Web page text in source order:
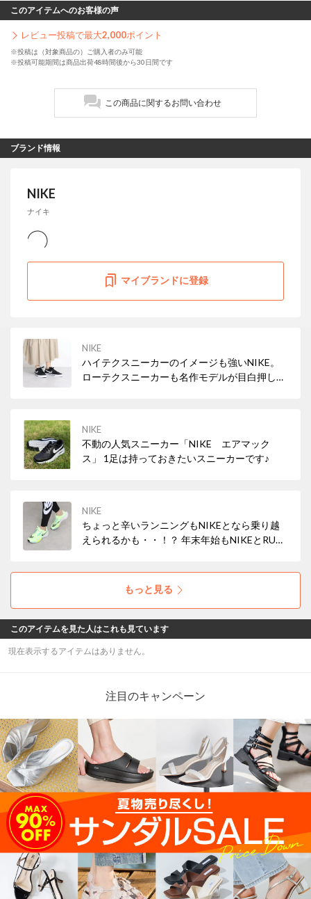
このアイテムへのお客様の声
レビュー投稿で最大2,000ポイント
※投稿は（対象商品の）ご購入者のみ可能
※投稿可能期間は商品出荷48時間後から30日間です
この商品に関するお問い合わせ
ブランド情報
NIKE
ナイキ
マイブランドに登録
NIKE
ハイテクスニーカーのイメージも強いNIKE。
ローテクスニーカーも名作モデルが目白押し！
NIKE
不動の人気スニーカー「NIKE エアマック
ス」 1足は持っておきたいスニーカーです♪
NIKE
ちょっと辛いランニングもNIKEとなら乗り越
えられるかも・・！？ 年末年始もNIKEとRUN
もっと見る
このアイテムを見た人はこれも見ています
現在表示するアイテムはありません。
注目のキャンペーン